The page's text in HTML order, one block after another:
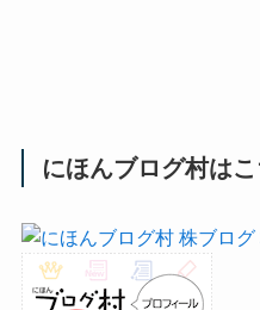
にほんブログ村はこ